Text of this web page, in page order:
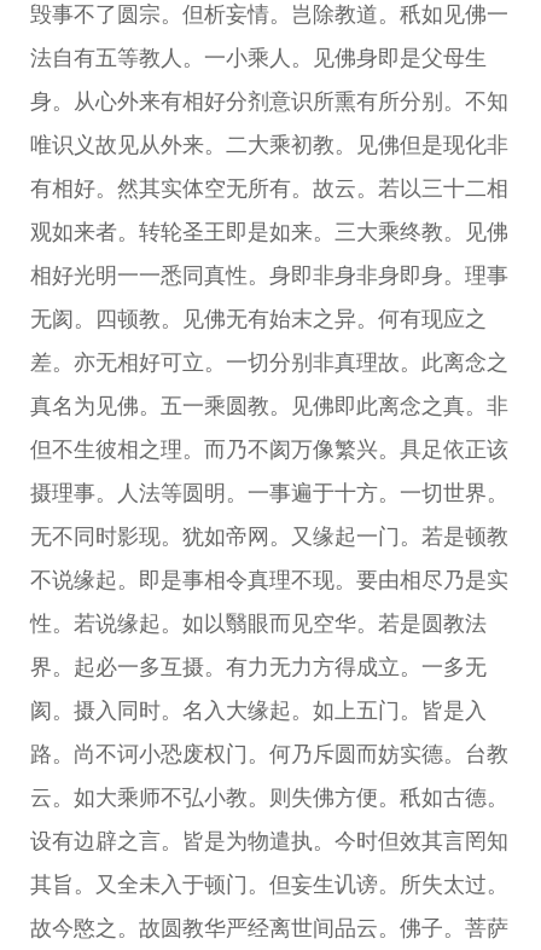
毁事不了圆宗。但析妄情。岂除教道。秖如见佛一
法自有五等教人。一小乘人。见佛身即是父母生
身。从心外来有相好分剂意识所熏有所分别。不知
唯识义故见从外来。二大乘初教。见佛但是现化非
有相好。然其实体空无所有。故云。若以三十二相
观如来者。转轮圣王即是如来。三大乘终教。见佛
相好光明一一悉同真性。身即非身非身即身。理事
无阂。四顿教。见佛无有始末之异。何有现应之
差。亦无相好可立。一切分别非真理故。此离念之
真名为见佛。五一乘圆教。见佛即此离念之真。非
但不生彼相之理。而乃不阂万像繁兴。具足依正该
摄理事。人法等圆明。一事遍于十方。一切世界。
无不同时影现。犹如帝网。又缘起一门。若是顿教
不说缘起。即是事相令真理不现。要由相尽乃是实
性。若说缘起。如以翳眼而见空华。若是圆教法
界。起必一多互摄。有力无力方得成立。一多无
阂。摄入同时。名入大缘起。如上五门。皆是入
路。尚不诃小恐废权门。何乃斥圆而妨实德。台教
云。如大乘师不弘小教。则失佛方便。秖如古德。
设有边辟之言。皆是为物遣执。今时但效其言罔知
其旨。又全未入于顿门。但妄生讥谤。所失太过。
故今愍之。故圆教华严经离世间品云。佛子。菩萨